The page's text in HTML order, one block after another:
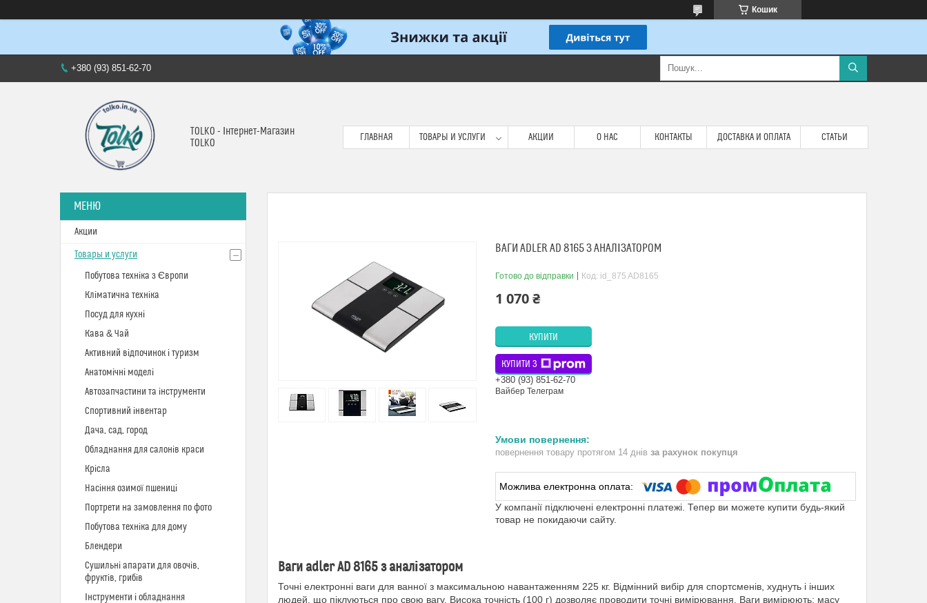
Кошик
+380 (93) 851-62-70
TOLKO - Інтернет-Магазин
TOLKO
ГЛАВНАЯ ТОВАРЫ И УСЛУГИ АКЦИИ О НАС КОНТАКТЫ ДОСТАВКА И ОПЛАТА СТАТЬИ
ВАГИ ADLER AD 8165 З АНАЛІЗАТОРОМ
Готово до відправки Код: id_875 AD8165
1 070 ₴
КУПИТИ
КУПИТИ З
+380 (93) 851-62-70
Вайбер Телеграм
повернення товару протягом 14 днів за рахунок покупця
У компанії підключені електронні платежі. Тепер ви можете купити будь-який
товар не покидаючи сайту.
Ваги adler AD 8165 з аналізатором
Точні електронні ваги для ванної з максимальною навантаженням 225 кг. Відмінний вибір для спортсменів, худнуть і інших
людей, що піклуються про свою вагу. Висока точність (100 г) дозволяє проводити точні вимірювання. Ваги вимірюють: масу
Акции
Товары и услуги
Побутова техніка з Європи
Кліматична техніка
Посуд для кухні
Кава & Чай
Активний відпочинок і туризм
Анатомічні моделі
Автозапчастини та інструменти
Спортивний інвентар
Дача, сад, город
Обладнання для салонів краси
Крісла
Насіння озимої пшениці
Портрети на замовлення по фото
Побутова техніка для дому
Блендери
Сушильні апарати для овочів,
фруктів, грибів
Інструменти і обладнання